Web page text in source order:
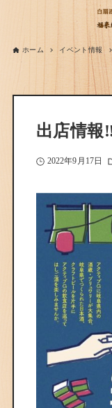
ホーム イベント情報
出店情報
2022年9月17日